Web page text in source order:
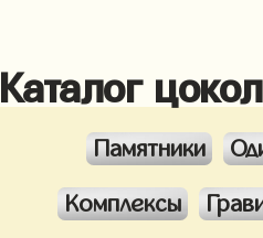
Каталог
Памятники
Комплексы